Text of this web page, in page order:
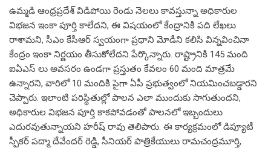
ఉమ్మడి ఆంధ్రప్రదేశ్ విడిపోయి రెండు నెలలు కావస్తున్నా అధికారుల
విభజన ఇంకా పూర్తి కాలేదని, ఈ విషయంలో కేంద్రానికి పది లేఖలు
రాశామని, సీఎం కేసీఆర్ స్వయంగా ప్రధాని మోడీని కలిసి విన్నవించినా
కేంద్రం ఇంకా నిర్ణయం తీసుకోలేదని పేర్కొన్నారు. రాష్ట్రానికి 145 మంది
ఐఏఎస్ లు అవసరం ఉండగా ప్రస్తుతం కేవలం 60 మంది మాత్రమే
ఉన్నారని, వారిలో 10 మందికి పైగా ఏపీ ప్రభుత్వంలో నియమించబడ్డారని
చెప్పారు. ఇలాంటి పరిస్థితుల్లో పాలన ఎలా ముందుకు సాగుతుందని,
అధికారుల విభజన పూర్తి కాకపోవడంతో పాలనలో ఇబ్బందులు
ఎదురవుతున్నాయని హరీష్ రావు తెలిపారు. ఈ కార్యక్రమంలో డిప్యూటీ
స్పీకర్ పద్మా దేవేందర్ రెడ్డి, సీనియర్ పాత్రికేయులు రామచంద్రమూర్తి,